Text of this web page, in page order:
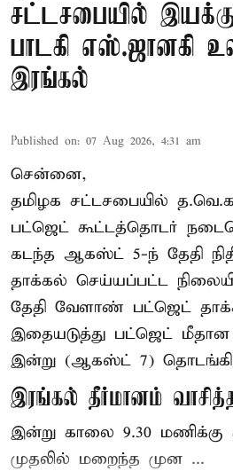
சட்டசபையில்
பாடகி எஸ்.ஜானகி
இரங்கல்
Published on: 07 Aug 2026, 4:31 am
சென்னை,
தமிழக சட்டசபையில்
பட்ஜெட் கூட்டத்தொடர்
கடந்த ஆகஸ்ட் 5-ந் தேதி
தாக்கல் செய்யப்பட்ட
தேதி வேளாண் பட்ஜெட்
இதையடுத்து பட்ஜெட்
இன்று (ஆகஸ்ட் 7)
இரங்கல் தீர்மானம்
இன்று காலை 9.30 மணிக்கு
முதலில் மறைந்த முன ...